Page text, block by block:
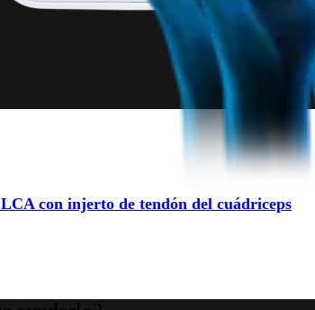
con injerto de tendón del cuádriceps